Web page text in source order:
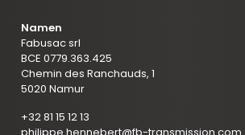
Namen
Fabusac srl
BCE 0779.363.425
Chemin des Ranchauds, 1
5020 Namur
+32 81 15 12 13